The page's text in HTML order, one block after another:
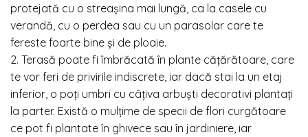
protejată cu o streașina mai lungă, ca la casele cu
verandă, cu o perdea sau cu un parasolar care te
fereste foarte bine și de ploaie.
2. Terasă poate fi îmbrăcată în plante cățărătoare, care
te vor feri de privirile indiscrete, iar dacă stai la un etaj
inferior, o poți umbri cu câțiva arbuști decorativi plantați
la parter. Există o mulțime de specii de flori curgătoare
ce pot fi plantate în ghivece sau în jardiniere, iar